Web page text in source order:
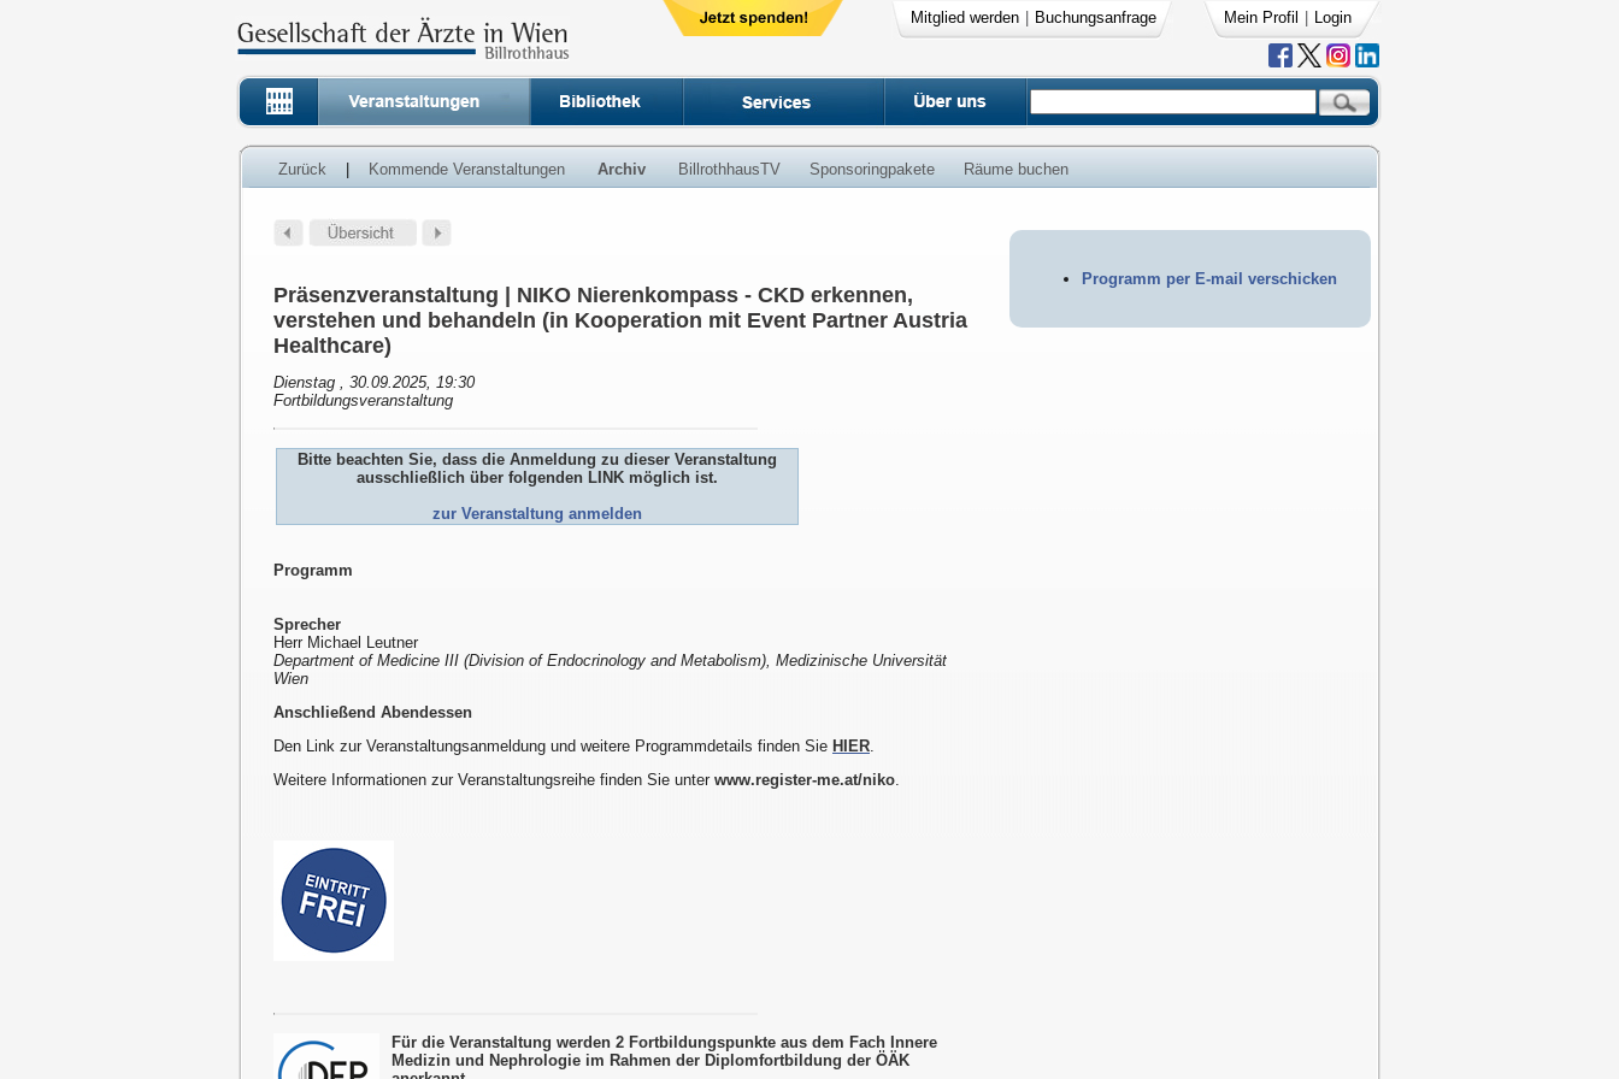
Mitglied werden Buchungsanfrage Mein Profil Login
Zurück Kommende Veranstaltungen Archiv BillrothhausTV Sponsoringpakete Räume buchen
Programm per E-mail verschicken
Präsenzveranstaltung | NIKO Nierenkompass - CKD erkennen,
verstehen und behandeln (in Kooperation mit Event Partner Austria
Healthcare)
Dienstag , 30.09.2025, 19:30
Fortbildungsveranstaltung
Bitte beachten Sie, dass die Anmeldung zu dieser Veranstaltung
ausschließlich über folgenden LINK möglich ist.
zur Veranstaltung anmelden
Programm
Sprecher
Herr Michael Leutner
Department of Medicine III (Division of Endocrinology and Metabolism), Medizinische Universität
Wien
Anschließend Abendessen
Den Link zur Veranstaltungsanmeldung und weitere Programmdetails finden Sie HIER.
Weitere Informationen zur Veranstaltungsreihe finden Sie unter www.register-me.at/niko.
Für die Veranstaltung werden 2 Fortbildungspunkte aus dem Fach Innere
Medizin und Nephrologie im Rahmen der Diplomfortbildung der ÖÄK